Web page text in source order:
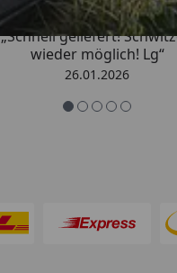
„Schnell geliefert!
wieder möglich! Lg“
26.01.2026